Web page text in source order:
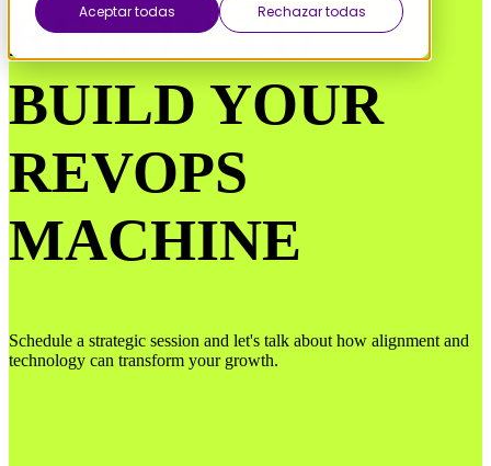
Aceptar todas Rechazar todas
READY TO
BUILD YOUR
REVOPS
MACHINE
Schedule a strategic session and let's talk about how alignment and
technology can transform your growth.